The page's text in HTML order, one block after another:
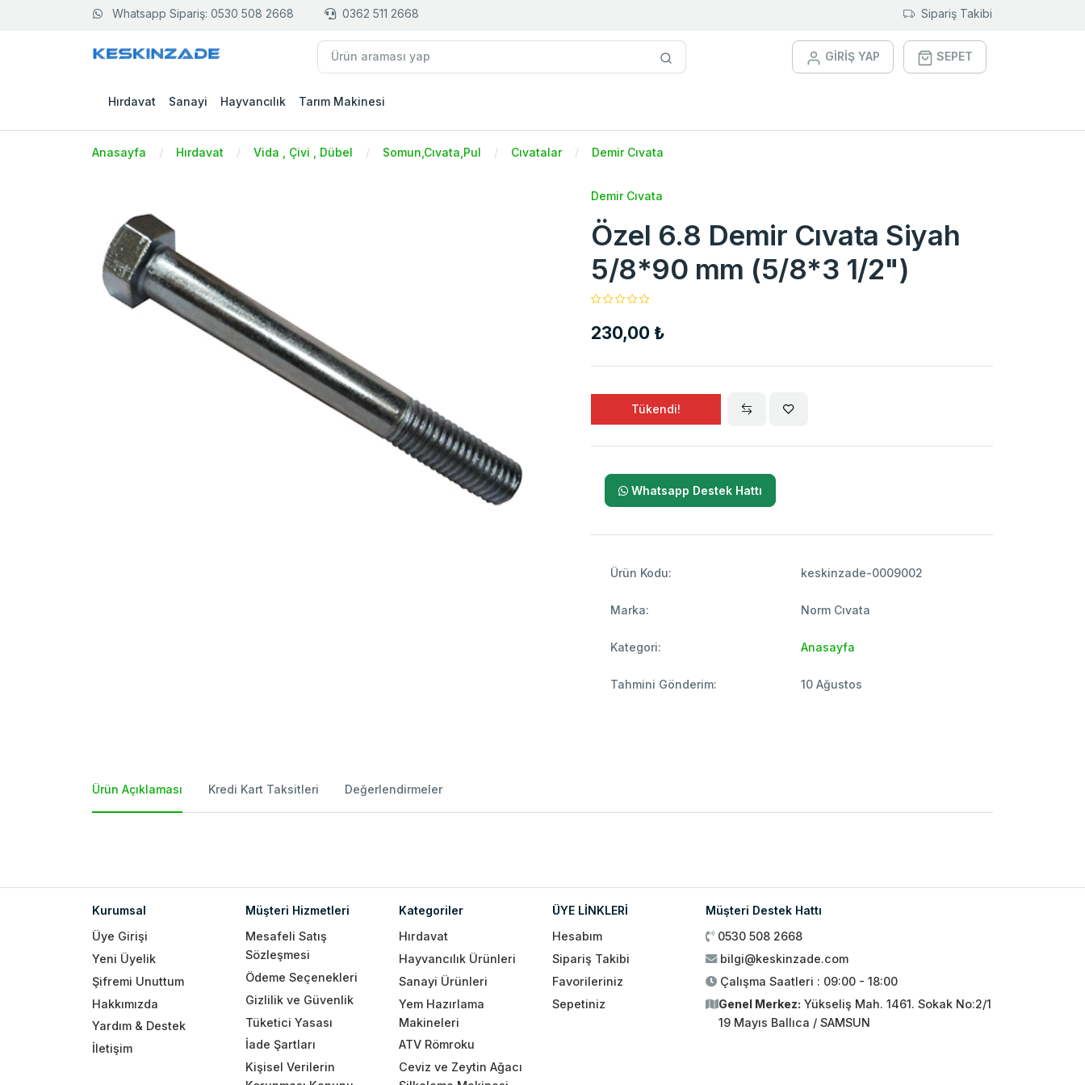
Whatsapp Sipariş: 0530 508 2668 0362 511 2668 Sipariş Takibi
GİRİŞ YAP SEPET
Hırdavat Sanayi Hayvancılık Tarım Makinesi
Anasayfa Hırdavat Vida , Çivi , Dübel Somun,Cıvata,Pul Cıvatalar Demir Cıvata
Demir Cıvata
Özel 6.8 Demir Cıvata Siyah
5/8*90 mm (5/8*3 1/2")
230,00 ₺
Tükendi!
Whatsapp Destek Hattı
Ürün Kodu: keskinzade-0009002
Marka: Norm Cıvata
Kategori: Anasayfa
Tahmini Gönderim: 10 Ağustos
Ürün Açıklaması Kredi Kart Taksitleri Değerlendirmeler
Kurumsal
Üye Girişi
Yeni Üyelik
Şifremi Unuttum
Hakkımızda
Yardım & Destek
İletişim
Müşteri Hizmetleri
Mesafeli Satış
Sözleşmesi
Ödeme Seçenekleri
Gizlilik ve Güvenlik
Tüketici Yasası
İade Şartları
Kişisel Verilerin
Kategoriler
Hırdavat
Hayvancılık Ürünleri
Sanayi Ürünleri
Yem Hazırlama
Makineleri
ATV Römroku
Ceviz ve Zeytin Ağacı
ÜYE LİNKLERİ
Hesabım
Sipariş Takibi
Favorileriniz
Sepetiniz
Müşteri Destek Hattı
0530 508 2668
bilgi@keskinzade.com
Çalışma Saatleri : 09:00 - 18:00
Genel Merkez: Yükseliş Mah. 1461. Sokak No:2/1
19 Mayıs Ballıca / SAMSUN